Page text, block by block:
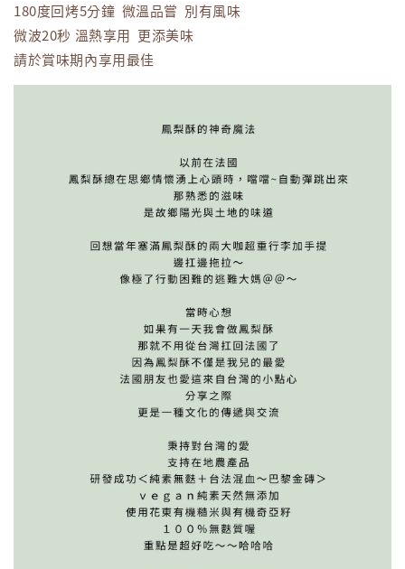
180度回烤5分鐘 微溫品嘗 別有風味
微波20秒 溫熱享用 更添美味
請於賞味期內享用最佳